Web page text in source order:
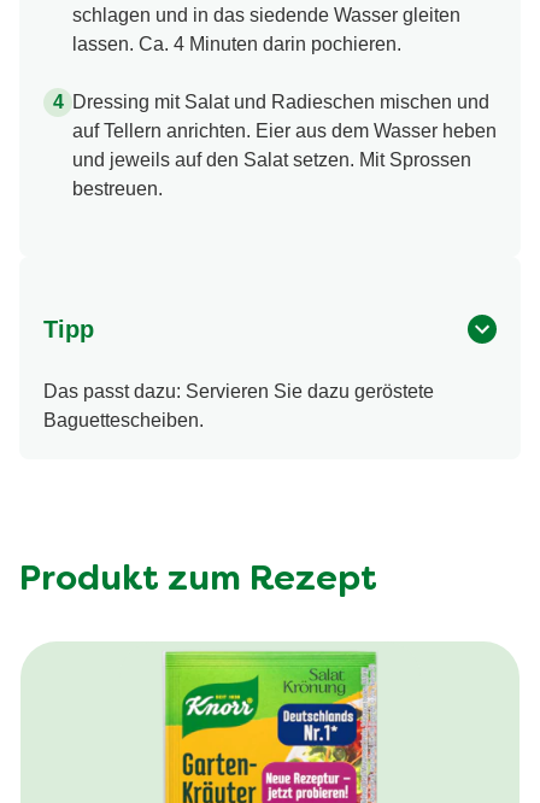
schlagen und in das siedende Wasser gleiten
lassen. Ca. 4 Minuten darin pochieren.
Dressing mit Salat und Radieschen mischen und
auf Tellern anrichten. Eier aus dem Wasser heben
und jeweils auf den Salat setzen. Mit Sprossen
bestreuen.
Tipp
Das passt dazu: Servieren Sie dazu geröstete
Baguettescheiben.
Produkt zum Rezept